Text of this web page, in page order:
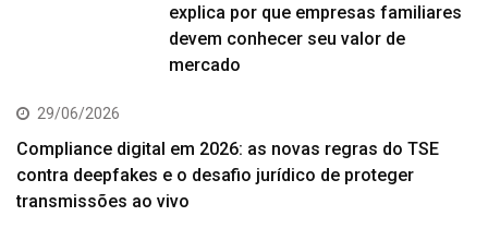
explica por que empresas familiares
devem conhecer seu valor de
mercado
29/06/2026
Compliance digital em 2026: as novas regras do TSE
contra deepfakes e o desafio jurídico de proteger
transmissões ao vivo